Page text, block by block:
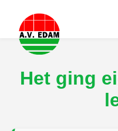
Het ging